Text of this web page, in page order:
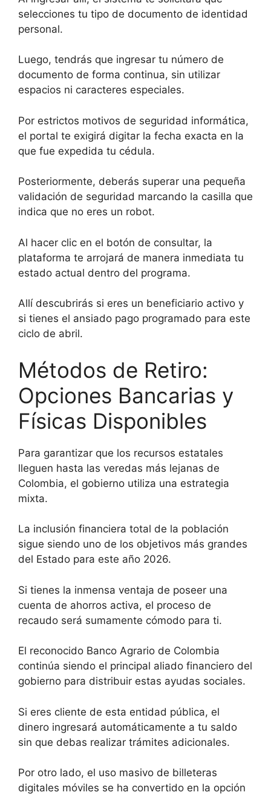
selecciones tu tipo de documento de identidad
personal.
Luego, tendrás que ingresar tu número de
documento de forma continua, sin utilizar
espacios ni caracteres especiales.
Por estrictos motivos de seguridad informática,
el portal te exigirá digitar la fecha exacta en la
que fue expedida tu cédula.
Posteriormente, deberás superar una pequeña
validación de seguridad marcando la casilla que
indica que no eres un robot.
Al hacer clic en el botón de consultar, la
plataforma te arrojará de manera inmediata tu
estado actual dentro del programa.
Allí descubrirás si eres un beneficiario activo y
si tienes el ansiado pago programado para este
ciclo de abril.
Métodos de Retiro:
Opciones Bancarias y
Físicas Disponibles
Para garantizar que los recursos estatales
lleguen hasta las veredas más lejanas de
Colombia, el gobierno utiliza una estrategia
mixta.
La inclusión financiera total de la población
sigue siendo uno de los objetivos más grandes
del Estado para este año 2026.
Si tienes la inmensa ventaja de poseer una
cuenta de ahorros activa, el proceso de
recaudo será sumamente cómodo para ti.
El reconocido Banco Agrario de Colombia
continúa siendo el principal aliado financiero del
gobierno para distribuir estas ayudas sociales.
Si eres cliente de esta entidad pública, el
dinero ingresará automáticamente a tu saldo
sin que debas realizar trámites adicionales.
Por otro lado, el uso masivo de billeteras
digitales móviles se ha convertido en la opción